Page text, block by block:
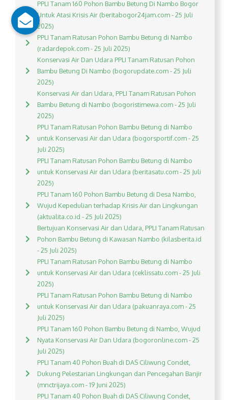
PPLI Tanam 160 Pohon Bambu Betung Di Nambo Bogor
Untuk Atasi Krisis Air (beritabogor24jam.com - 25 Juli
2025)
PPLI Tanam Ratusan Pohon Bambu Betung di Nambo
(radardepok.com - 25 Juli 2025)
Konservasi Air Dan Udara PPLI Tanam Ratusan Pohon
Bambu Betung Di Nambo (bogorupdate.com - 25 Juli
2025)
Konservasi Air dan Udara, PPLI Tanam Ratusan Pohon
Bambu Betung di Nambo (bogoristimewa.com - 25 Juli
2025)
PPLI Tanam Ratusan Pohon Bambu Betung di Nambo
untuk Konservasi Air dan Udara (bogorsportif.com - 25
Juli 2025)
PPLI Tanam Ratusan Pohon Bambu Betung di Nambo
untuk Konservasi Air dan Udara (beritasatu.com - 25 Juli
2025)
PPLI Tanam 160 Pohon Bambu Betung di Desa Nambo,
Wujud Kepedulian terhadap Krisis Air dan Lingkungan
(aktualita.co.id - 25 Juli 2025)
Bertujuan Konservasi Air dan Udara, PPLI Tanam Ratusan
Pohon Bambu Betung di Kawasan Nambo (kilasberita.id
- 25 Juli 2025)
PPLI Tanam Ratusan Pohon Bambu Betung di Nambo
untuk Konservasi Air dan Udara (ceklissatu.com - 25 Juli
2025)
PPLI Tanam Ratusan Pohon Bambu Betung di Nambo
untuk Konservasi Air dan Udara (pakuanraya.com - 25
Juli 2025)
PPLI Tanam 160 Pohon Bambu Betung di Nambo, Wujud
Nyata Konservasi Air Dan Udara (bogoronline.com - 25
Juli 2025)
PPLI Tanam 40 Pohon Buah di DAS Ciliwung Condet,
Dukung Pelestarian Lingkungan dan Pencegahan Banjir
(mnctrijaya.com - 19 Juni 2025)
PPLI Tanam 40 Pohon Buah di DAS Ciliwung Condet,